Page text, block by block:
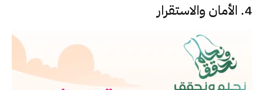
4. الأمان والاستقرار